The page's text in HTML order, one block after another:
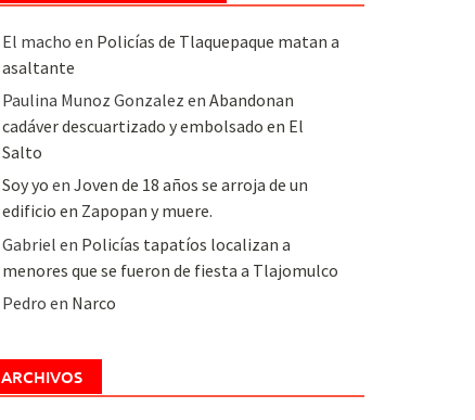
El macho en Policías de Tlaquepaque matan a
asaltante
Paulina Munoz Gonzalez en Abandonan
cadáver descuartizado y embolsado en El
Salto
Soy yo en Joven de 18 años se arroja de un
edificio en Zapopan y muere.
Gabriel en Policías tapatíos localizan a
menores que se fueron de fiesta a Tlajomulco
Pedro en Narco
ARCHIVOS